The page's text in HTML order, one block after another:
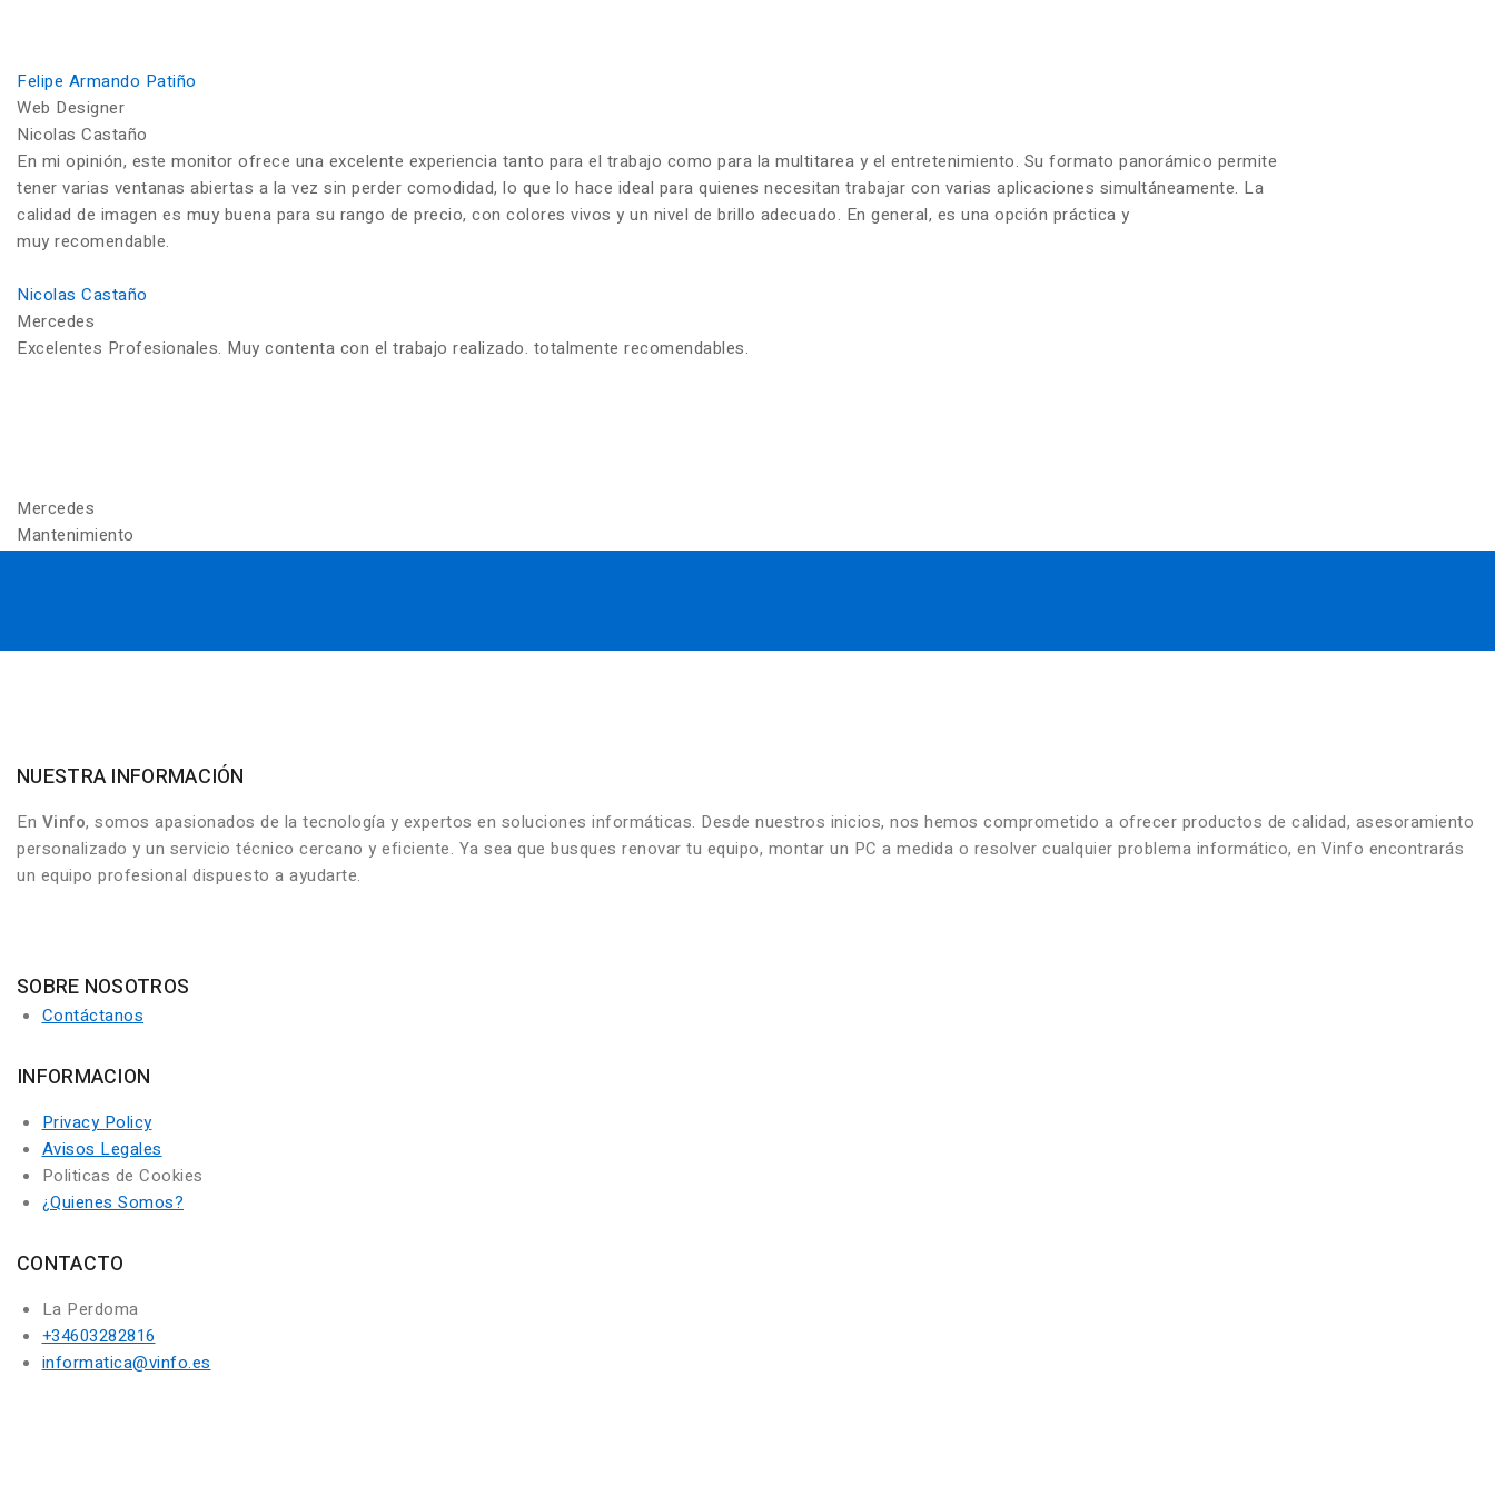
Felipe Armando Patiño
Web Designer
Nicolas Castaño
En mi opinión, este monitor ofrece una excelente experiencia tanto para el trabajo como para la multitarea y el entretenimiento. Su formato panorámico permite
tener varias ventanas abiertas a la vez sin perder comodidad, lo que lo hace ideal para quienes necesitan trabajar con varias aplicaciones simultáneamente. La
calidad de imagen es muy buena para su rango de precio, con colores vivos y un nivel de brillo adecuado. En general, es una opción práctica y
muy recomendable.
Nicolas Castaño
Mercedes
Excelentes Profesionales. Muy contenta con el trabajo realizado. totalmente recomendables.
Mercedes
Mantenimiento
NUESTRA INFORMACIÓN
En Vinfo, somos apasionados de la tecnología y expertos en soluciones informáticas. Desde nuestros inicios, nos hemos comprometido a ofrecer productos de calidad, asesoramiento
personalizado y un servicio técnico cercano y eficiente. Ya sea que busques renovar tu equipo, montar un PC a medida o resolver cualquier problema informático, en Vinfo encontrarás
un equipo profesional dispuesto a ayudarte.
SOBRE NOSOTROS
Contáctanos
INFORMACION
Privacy Policy
Avisos Legales
Politicas de Cookies
¿Quienes Somos?
CONTACTO
La Perdoma
+34603282816
informatica@vinfo.es